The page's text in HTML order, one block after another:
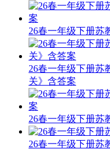
26春一年级下册苏
26春一年级下册苏
关》含答案
26春一年级下册苏
26春一年级下册苏